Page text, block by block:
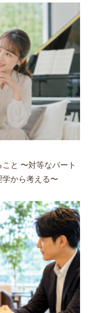
と 〜対等なパート
から考える〜